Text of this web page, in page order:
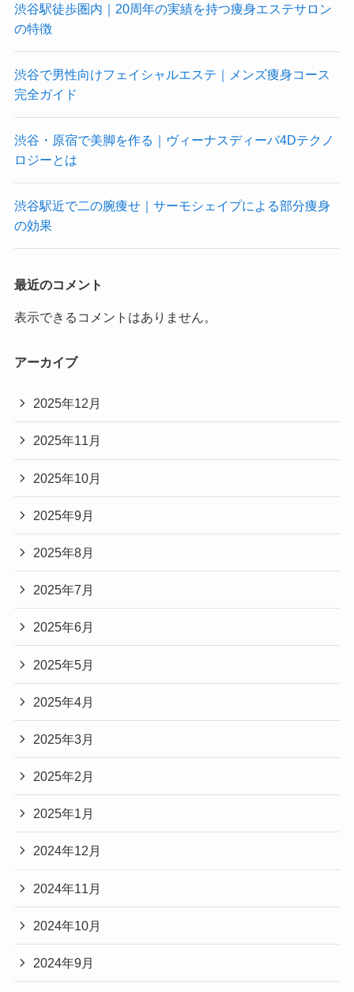
渋谷駅徒歩圏内｜20周年の実績を持つ痩身エステサロン
の特徴
渋谷で男性向けフェイシャルエステ｜メンズ痩身コース
完全ガイド
渋谷・原宿で美脚を作る｜ヴィーナスディーバ4Dテクノ
ロジーとは
渋谷駅近で二の腕痩せ｜サーモシェイプによる部分痩身
の効果
最近のコメント
表示できるコメントはありません。
アーカイブ
2025年12月
2025年11月
2025年10月
2025年9月
2025年8月
2025年7月
2025年6月
2025年5月
2025年4月
2025年3月
2025年2月
2025年1月
2024年12月
2024年11月
2024年10月
2024年9月